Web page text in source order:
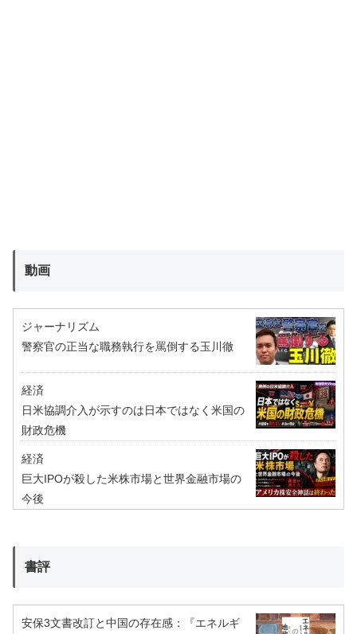
動画
ジャーナリズム
警察官の正当な職務執行を罵倒する玉川徹
経済
日米協調介入が示すのは日本ではなく米国の
財政危機
経済
巨大IPOが殺した米株市場と世界金融市場の
今後
書評
安保3文書改訂と中国の存在感：『エネルギ